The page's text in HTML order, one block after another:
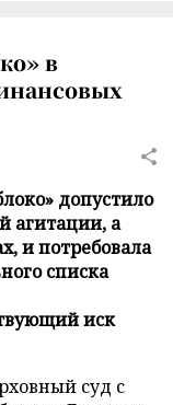
в
допустило
агитации, а
и потребовала
списка
иск
суд с